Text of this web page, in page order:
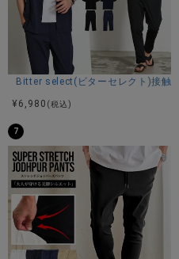
Bitter select(ビターセレクト)接触
¥ 6,980 (税込)
7